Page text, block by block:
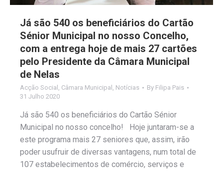
Já são 540 os beneficiários do Cartão
Sénior Municipal no nosso Concelho,
com a entrega hoje de mais 27 cartões
pelo Presidente da Câmara Municipal
de Nelas
Acção Social Câmara Municipal Notícias By Filipa Pais
31 Julho 2020
Já são 540 os beneficiários do Cartão Sénior
Municipal no nosso concelho! Hoje juntaram-se a
este programa mais 27 seniores que, assim, irão
poder usufruir de diversas vantagens, num total de
107 estabelecimentos de comércio, serviços e